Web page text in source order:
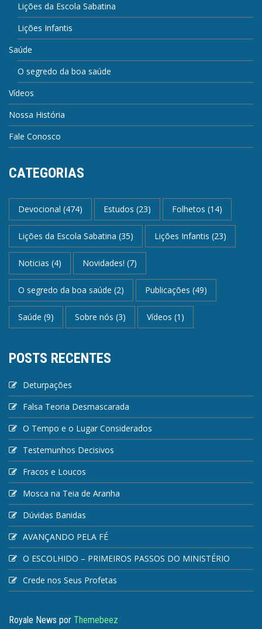
Lições da Escola Sabatina
Lições Infantis
Saúde
O segredo da boa saúde
Vídeos
Nossa História
Fale Conosco
CATEGORIAS
Devocional (474) Estudos (23) Folhetos (14)
Lições da Escola Sabatina (35) Lições Infantis (23)
Noticias (4) Novidades! (7)
O segredo da boa saúde (2) Publicações (49)
Saúde (9) Sobre nós (3) Vídeos (1)
POSTS RECENTES
Deturpações
Falsa Teoria Desmascarada
O Tempo e o Lugar Considerados
Testemunhos Decisivos
Fracos e Loucos
Mosca na Teia de Aranha
Dúvidas Banidas
AVANÇANDO PELA FÉ
O ESCOLHIDO – PRIMEIROS PASSOS DO MINISTÉRIO
Crede nos Seus Profetas
Royale News por Themebeez